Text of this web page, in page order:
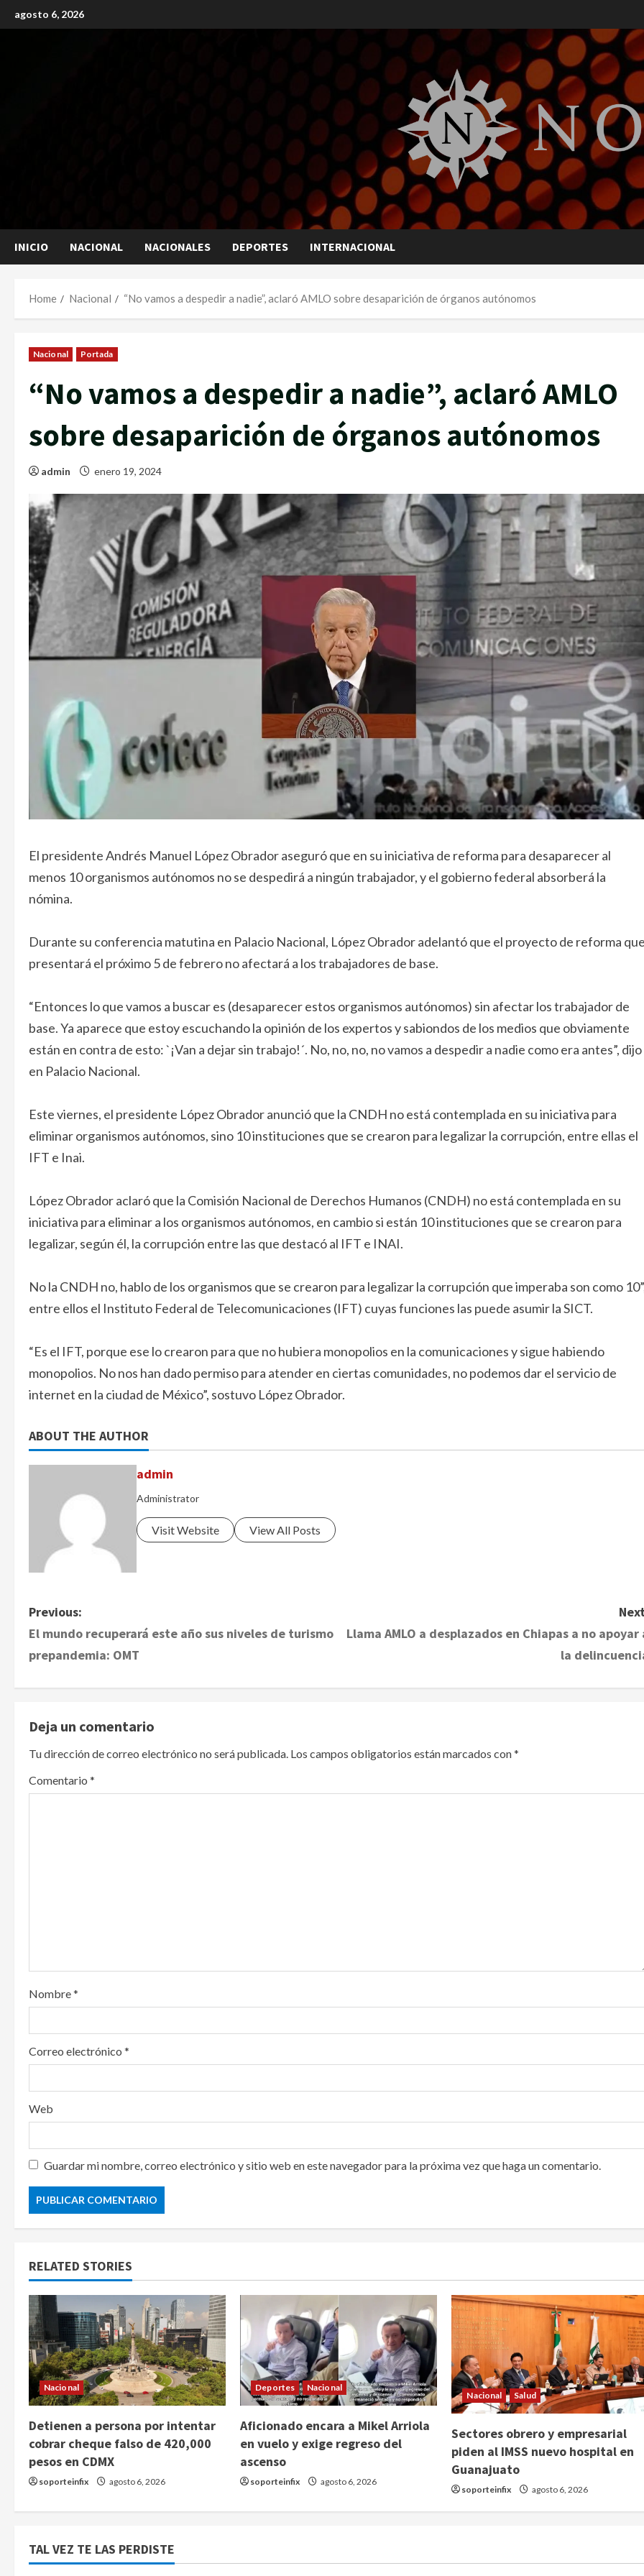
to
agosto 6, 2026
INICIO NACIONAL NACIONALES DEPORTES INTERNACIONAL
Home Nacional “No vamos a despedir a nadie”, aclaró AMLO sobre desaparición de órganos autónomos
Nacional Portada
“No vamos a despedir a nadie”, aclaró AMLO
sobre desaparición de órganos autónomos
admin enero 19, 2024
El presidente Andrés Manuel López Obrador aseguró que en su iniciativa de reforma para desaparecer al
menos 10 organismos autónomos no se despedirá a ningún trabajador, y el gobierno federal absorberá la
nómina.
Durante su conferencia matutina en Palacio Nacional, López Obrador adelantó que el proyecto de reforma que
presentará el próximo 5 de febrero no afectará a los trabajadores de base.
“Entonces lo que vamos a buscar es (desaparecer estos organismos autónomos) sin afectar los trabajador de
base. Ya aparece que estoy escuchando la opinión de los expertos y sabiondos de los medios que obviamente
están en contra de esto: `¡Van a dejar sin trabajo!´. No, no, no, no vamos a despedir a nadie como era antes”, dijo
en Palacio Nacional.
Este viernes, el presidente López Obrador anunció que la CNDH no está contemplada en su iniciativa para
eliminar organismos autónomos, sino 10 instituciones que se crearon para legalizar la corrupción, entre ellas el
IFT e Inai.
López Obrador aclaró que la Comisión Nacional de Derechos Humanos (CNDH) no está contemplada en su
iniciativa para eliminar a los organismos autónomos, en cambio si están 10 instituciones que se crearon para
legalizar, según él, la corrupción entre las que destacó al IFT e INAI.
No la CNDH no, hablo de los organismos que se crearon para legalizar la corrupción que imperaba son como
entre ellos el Instituto Federal de Telecomunicaciones (IFT) cuyas funciones las puede asumir la SICT.
“Es el IFT, porque ese lo crearon para que no hubiera monopolios en la comunicaciones y sigue habiendo
monopolios. No nos han dado permiso para atender en ciertas comunidades, no podemos dar el servicio de
internet en la ciudad de México”, sostuvo López Obrador.
ABOUT THE AUTHOR
admin
Administrator
Visit Website View All Posts
P
o
n
a
v
o
n
Previous:
El mundo recuperará este año sus niveles de turismo
prepandemia: OMT
Llama AMLO a desplazados en Chiapas a no apoyar
la
Deja un comentario
Tu dirección de correo electrónico no será publicada. Los campos obligatorios están marcados con*
Comentario *
Nombre*
Correo electrónico *
Web
Guardar mi nombre, correo electrónico y sitio web en este navegador para la próxima vez que haga un comentario.
RELATED STORIES
Nacional
Detienen a persona por intentar
cobrar cheque falso de 420,000
pesos en CDMX
soporteinfix agosto 6, 2026
Deportes Nacional
Aficionado encara a Mikel Arriola
en vuelo y exige regreso del
ascenso
soporteinfix agosto 6, 2026
Nacional Salud
Sectores obrero y empresarial
piden al IMSS nuevo hospital en
Guanajuato
soporteinfix agosto 6, 2026
TAL VEZ TE LAS PERDISTE